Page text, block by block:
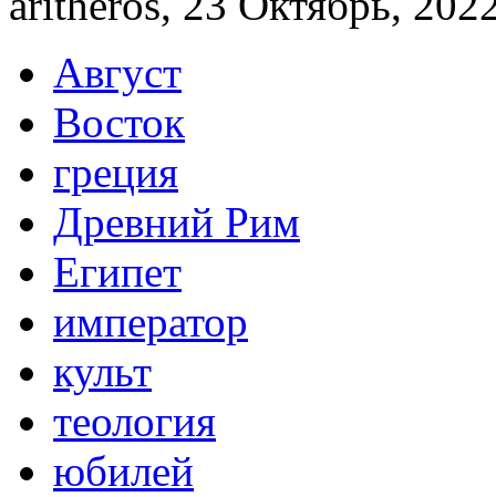
Август
Восток
греция
Древний Рим
Египет
император
культ
теология
юбилей